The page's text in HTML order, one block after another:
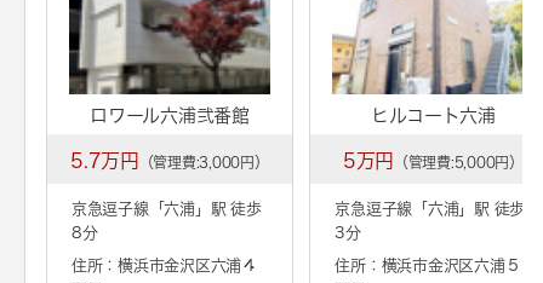
ロワール六浦弐番館
5.7万円 （管理費:3,000円）
京急逗子線「六浦」駅 徒歩
8分
住所：横浜市金沢区六浦４
ヒルコート六浦
5万円 （管理費:5,000円）
京急逗子線「 六浦」駅 徒歩
3分
住所：横浜市金沢区六浦５